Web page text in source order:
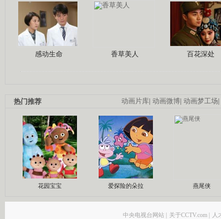
感动生命 香草美人 百花深处
动画片库| 动画微博| 动画梦工场|
热门推荐
花园宝宝 爱探险的朵拉 燕尾侠
中央电视台网站 | 关于CCTV.com | 人